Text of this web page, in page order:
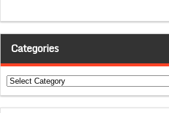
Categories
Categories